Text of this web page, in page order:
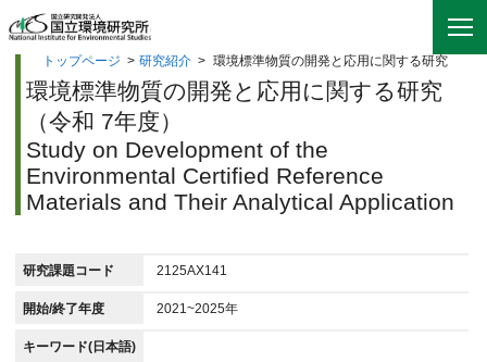
トップページ > 研究紹介 > 環境標準物質の開発と応用に関する研究
環境標準物質の開発と応用に関する研究
（令和 7年度）
Study on Development of the
Environmental Certified Reference
Materials and Their Analytical Application
研究課題コード 2125AX141
開始/終了年度 2021~2025年
キーワード(日本語)